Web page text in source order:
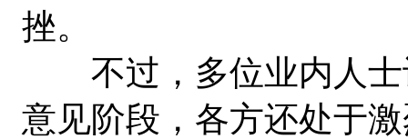
挫。
不过，多位业内人士
意见阶段，各方还处于